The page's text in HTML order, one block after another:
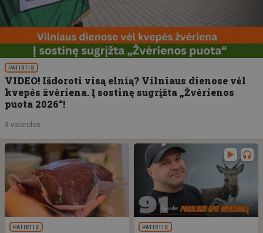
PATIRTIS
VIDEO! Išdoroti visą elnią? Vilniaus dienose vėl
kvepės žvėriena. Į sostinę sugrįžta „Žvėrienos
puota 2026“!
3 valandos
PATIRTIS PATIRTIS